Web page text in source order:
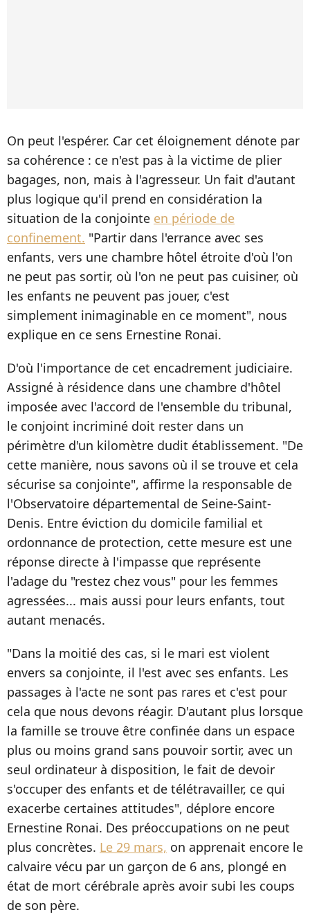
On peut l'espérer. Car cet éloignement dénote par
sa cohérence : ce n'est pas à la victime de plier
bagages, non, mais à l'agresseur. Un fait d'autant
plus logique qu'il prend en considération la
situation de la conjointe en période de
confinement. "Partir dans l'errance avec ses
enfants, vers une chambre hôtel étroite d'où l'on
ne peut pas sortir, où l'on ne peut pas cuisiner, où
les enfants ne peuvent pas jouer, c'est
simplement inimaginable en ce moment", nous
explique en ce sens Ernestine Ronai.
D'où l'importance de cet encadrement judiciaire.
Assigné à résidence dans une chambre d'hôtel
imposée avec l'accord de l'ensemble du tribunal,
le conjoint incriminé doit rester dans un
périmètre d'un kilomètre dudit établissement. "De
cette manière, nous savons où il se trouve et cela
sécurise sa conjointe", affirme la responsable de
l'Observatoire départemental de Seine-Saint-
Denis. Entre éviction du domicile familial et
ordonnance de protection, cette mesure est une
réponse directe à l'impasse que représente
l'adage du "restez chez vous" pour les femmes
agressées... mais aussi pour leurs enfants, tout
autant menacés.
"Dans la moitié des cas, si le mari est violent
envers sa conjointe, il l'est avec ses enfants. Les
passages à l'acte ne sont pas rares et c'est pour
cela que nous devons réagir. D'autant plus lorsque
la famille se trouve être confinée dans un espace
plus ou moins grand sans pouvoir sortir, avec un
seul ordinateur à disposition, le fait de devoir
s'occuper des enfants et de télétravailler, ce qui
exacerbe certaines attitudes", déplore encore
Ernestine Ronai. Des préoccupations on ne peut
plus concrètes. Le 29 mars, on apprenait encore le
calvaire vécu par un garçon de 6 ans, plongé en
état de mort cérébrale après avoir subi les coups
de son père.